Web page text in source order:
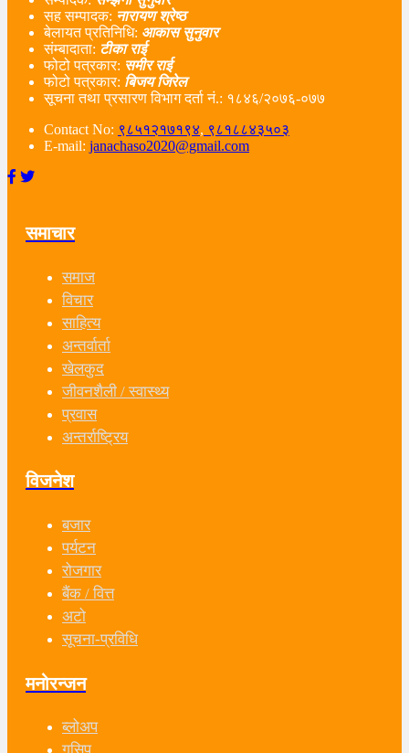
सह सम्पादक: नारायण श्रेष्ठ
बेलायत प्रतिनिधि: आकास सुनुवार
संम्बादाता: टीका राई
फोटो पत्रकार: समीर राई
फोटो पत्रकार: बिजय जिरेल
सूचना तथा प्रसारण विभाग दर्ता नं‌.: १८४६/२०७६-०७७
Contact No: ९८५१२१७१९४, ९८१८८४३५०३
E-mail: janachaso2020@gmail.com
समाचार
समाज
विचार
साहित्य
अन्तर्वार्ता
खेलकुद
जीवनशैली / स्वास्थ्य
प्रवास
अन्तर्राष्ट्रिय
विजनेश
बजार
पर्यटन
रोजगार
बैंक / वित्त
अटो
सूचना-प्रविधि
मनोरन्जन
ब्लोअप